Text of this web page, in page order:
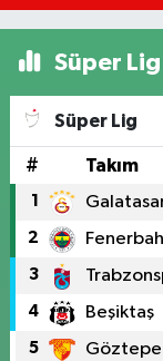
Süper
Süper Lig
# Takım
1
2
3
4 Beşiktaş
5 Göztepe